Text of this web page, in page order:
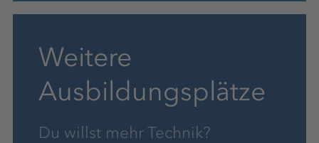
Weitere
Ausbildungsplätze
Du willst mehr Technik?